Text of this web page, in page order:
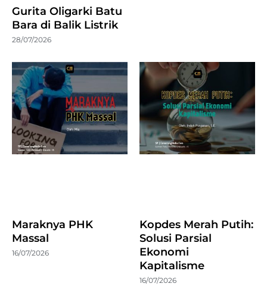
Gurita Oligarki Batu
Bara di Balik Listrik
28/07/2026
Maraknya PHK
Massal
16/07/2026
Kopdes Merah Putih:
Solusi Parsial
Ekonomi
Kapitalisme
16/07/2026